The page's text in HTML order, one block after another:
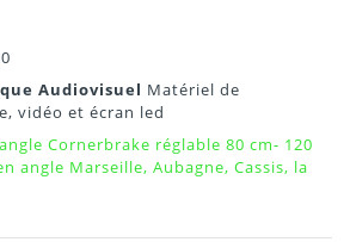
Audiovisuel Matériel de
vidéo et écran led
Cornerbrake réglable 80 cm- 120
angle Marseille, Aubagne, Cassis, la